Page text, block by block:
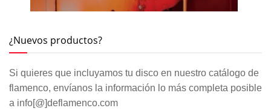
¿Nuevos productos?
Si quieres que incluyamos tu disco en nuestro catálogo de
flamenco, envíanos la información lo más completa posible
a info[@]deflamenco.com